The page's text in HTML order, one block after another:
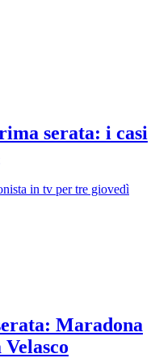
serata: i casi
in tv per tre giovedì
Maradona